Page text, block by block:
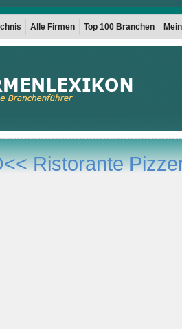
Alle Firmen Top 100 Branchen
Ristorante